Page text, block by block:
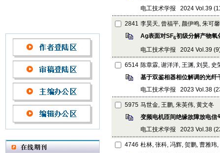
电工技术学报 2024 Vol.39
2841 李昊天, 曾福平, 颜伊鸣, 朱可
Ag表面对SF6初级分解产物氧
电工技术学报 2024 Vol.39
6514 陈章霖, 谢洋洋, 王渊, 刘昊, 史
基于双鉴相器相位解调的光纤
电工技术学报 2023 Vol.38
5975 马世金, 王鹏, 朱英伟, 黄文冬
变频电机匝间绝缘故障放电信
电工技术学报 2023 Vol.38
4746 杜林, 张科, 冯辉, 贺鹏, 曹雅玮,